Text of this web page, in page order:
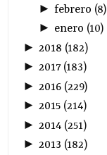
► febrero (8)
► enero (10)
► 2018 (182)
►2017(183)
► 2016 (229)
►2015 (214)
► 2014 (251)
►2013 (182)